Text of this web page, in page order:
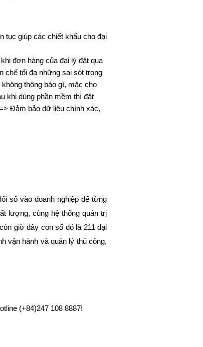
tục giúp các chiết khấu cho đại
đơn hàng của đại lý đặt qua
chế tối đa những sai sót trong
thông báo gì, mặc cho
khi dùng phần mềm thì đặt
Đảm bảo dữ liệu chính xác,
số vào doanh nghiệp để từng
lượng, cùng hệ thống quản trị
giờ đây con số đó là 211 đại
vận hành và quản lý thủ công,
(+84)247 108 8887!